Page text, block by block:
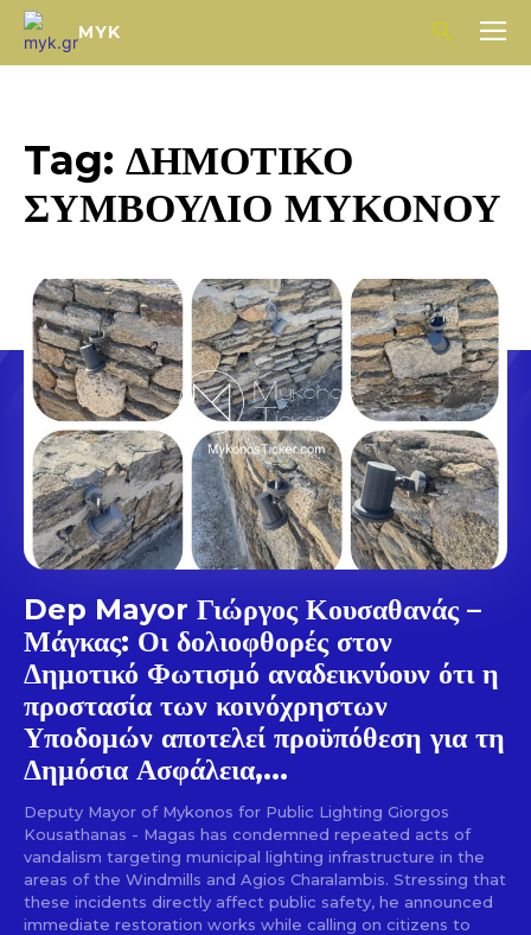
MYK
Tag: ΔΗΜΟΤΙΚΟ
ΣΥΜΒΟΥΛΙΟ ΜΥΚΟΝΟΥ
Dep Mayor Γιώργος Κουσαθανάς –
Μάγκας: Οι δολιοφθορές στον
Δημοτικό Φωτισμό αναδεικνύουν ότι η
προστασία των κοινόχρηστων
Υποδομών αποτελεί προϋπόθεση για τη
Δημόσια Ασφάλεια,...
Deputy Mayor of Mykonos for Public Lighting Giorgos
Kousathanas - Magas has condemned repeated acts of
vandalism targeting municipal lighting infrastructure in the
areas of the Windmills and Agios Charalambis. Stressing that
these incidents directly affect public safety, he announced
immediate restoration works while calling on citizens to